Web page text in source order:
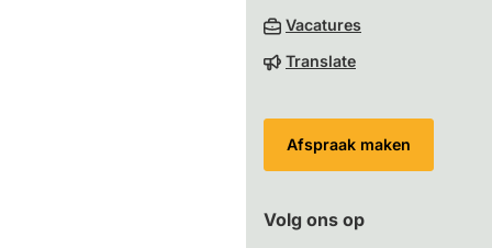
paginainhoud
Vacatures(Verwijst
website)
Translate
Afspraak maken
Volg ons op